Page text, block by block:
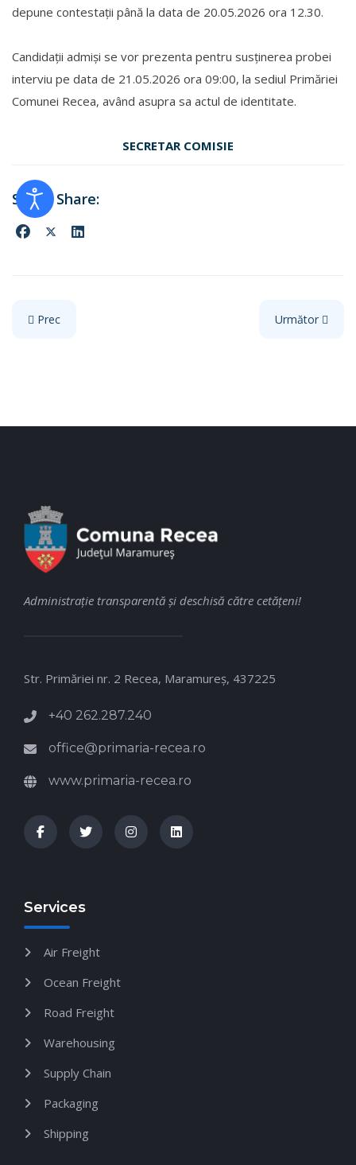
depune contestații până la data de 20.05.2026 ora 12.30.
Candidații admiși se vor prezenta pentru susținerea probei
interviu pe data de 21.05.2026 ora 09:00, la sediul Primăriei
Comunei Recea, având asupra sa actul de identitate.
SECRETAR COMISIE
Articol precedent: REZULTATUL PROBEI INTERVIU la
Prec Articolul
Următor
Administraţie transparentă şi deschisă către cetăţeni!
Str. Primăriei nr. 2 Recea, Maramureş, 437225
+40 262.287.240
office@primaria-recea.ro
www.primaria-recea.ro
Services
Air Freight
Ocean Freight
Road Freight
Warehousing
Supply Chain
Packaging
Shipping